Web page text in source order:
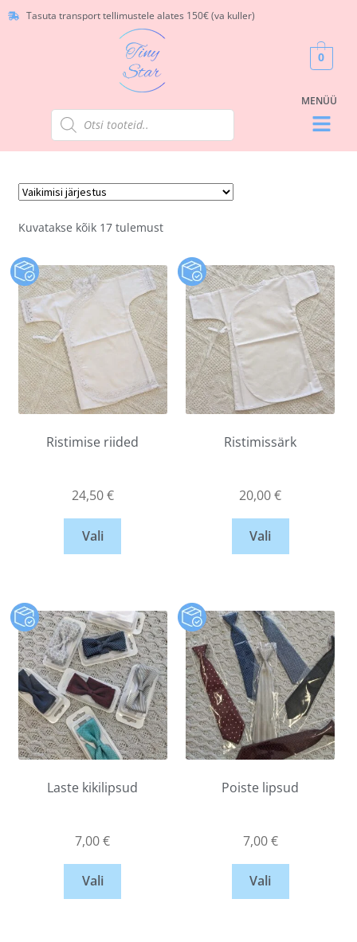
Tasuta transport tellimustele alates 150€ (va kuller)
0
Kuvatakse kõik 17 tulemust
Ristimise riided
24,50€
Vali
Ristimissärk
20,00€
Vali
Laste kikilipsud
7,00€
Vali
Poiste lipsud
7,00€
Vali